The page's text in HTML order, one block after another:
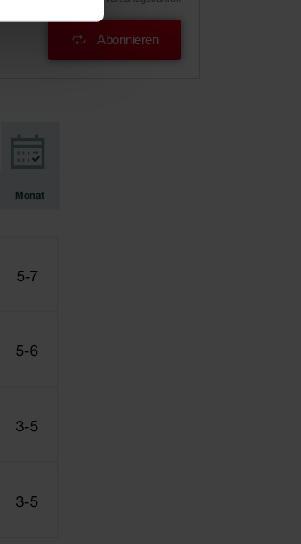
Abonnieren